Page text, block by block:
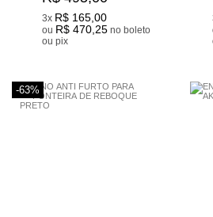
3x R$ 165,00
ou R$ 470,25 no boleto
ou pix
-63%